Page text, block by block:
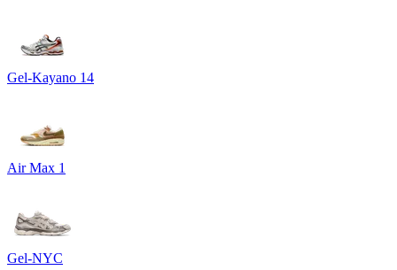
Gel-Kayano 14
Air Max 1
Gel-NYC